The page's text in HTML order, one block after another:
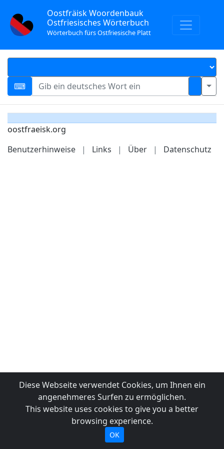
Oostfräisk Woordenbauk
Ostfriesisches Wörterbuch
Wörterbuch fürs Ostfriesische Platt
oostfraeisk.org
Benutzerhinweise
| Links | Über | Datenschutz
Diese Webseite verwendet Cookies, um Ihnen ein
angenehmeres Surfen zu ermöglichen.
This website uses cookies to give you a better
browsing experience.
OK